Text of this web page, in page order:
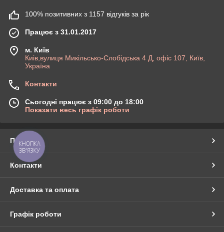
100% позитивних з 1157 відгуків за рік
Працює з 31.01.2017
м. Київ
Киів,вулиця Микільсько-Слобідська 4 Д, офіс 107, Київ,
Україна
Контакти
Сьогодні працює з 09:00 до 18:00
Показати весь графік роботи
Про нас
Контакти
Доставка та оплата
Графік роботи
КНОПКА
ЗВ'ЯЗКУ